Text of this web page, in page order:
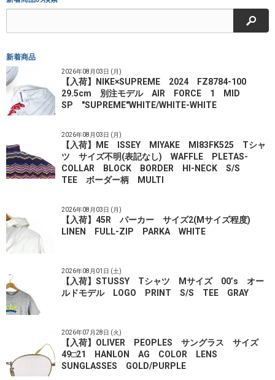
検索
新着商品
2026年08月03日 (月)
【入荷】NIKE×SUPREME 2024 FZ8784-100
29.5cm 別注モデル AIR FORCE 1 MID
SP "SUPREME"WHITE/WHITE-WHITE
2026年08月03日 (月)
【入荷】ME ISSEY MIYAKE MI83FK525 Tシャ
ツ サイズ不明(表記なし) WAFFLE PLETAS-
COLLAR BLOCK BORDER HI-NECK S/S
TEE ボーダー柄 MULTI
2026年08月03日 (月)
【入荷】45R パーカー サイズ2(Mサイズ程度)
LINEN FULL-ZIP PARKA WHITE
2026年08月01日 (土)
【入荷】STUSSY Tシャツ Mサイズ 00’s オー
ルドモデル LOGO PRINT S/S TEE GRAY
2026年07月28日 (火)
【入荷】OLIVER PEOPLES サングラス サイズ
49□21 HANLON AG COLOR LENS
SUNGLASSES GOLD/PURPLE